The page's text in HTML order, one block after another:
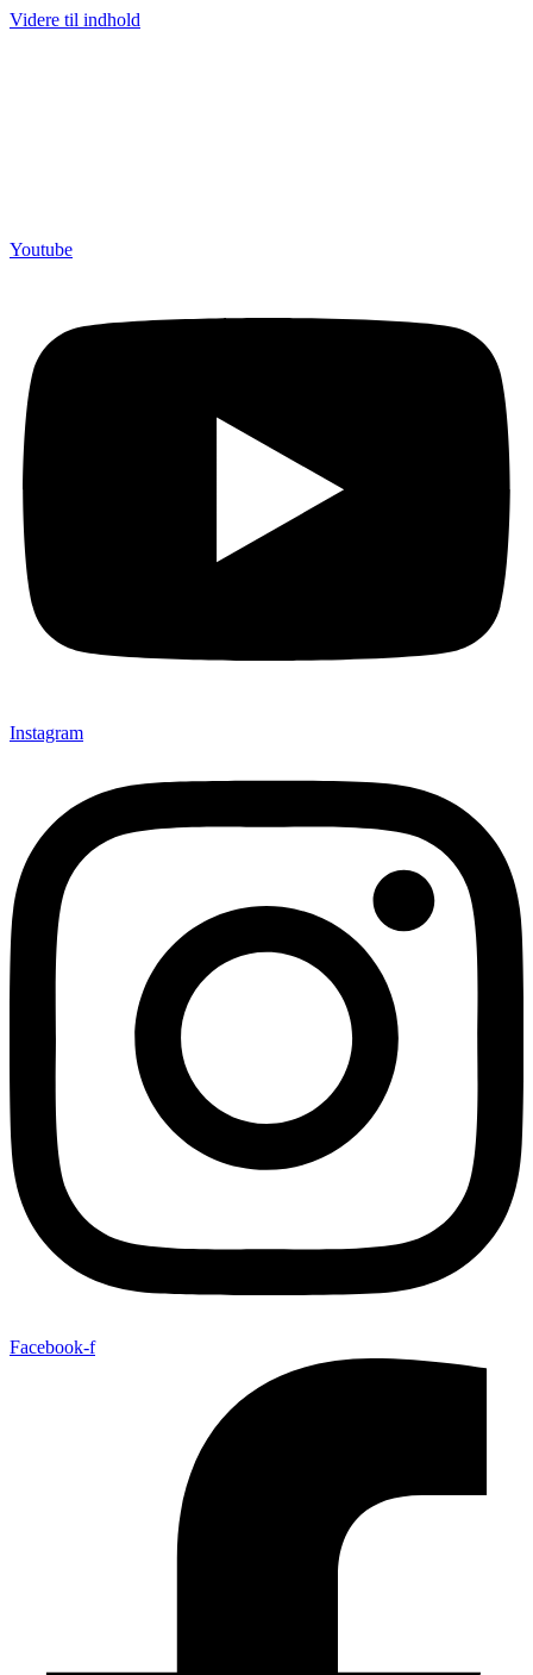
Videre til indhold
Youtube
Instagram
Facebook-f